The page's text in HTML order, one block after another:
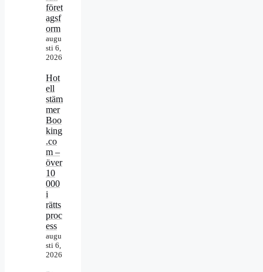
föret
agsf
orm
augu
sti 6,
2026
Hot
ell
stäm
mer
Boo
king
.co
m –
över
10
000
i
rätts
proc
ess
augu
sti 6,
2026